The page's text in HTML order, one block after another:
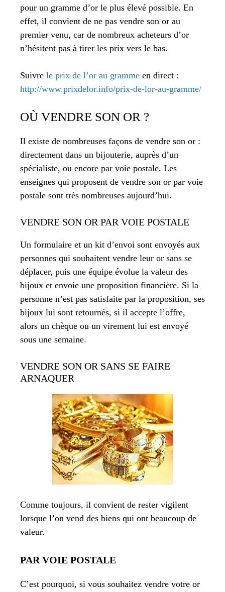
pour un gramme d’or le plus élevé possible. En
effet, il convient de ne pas vendre son or au
premier venu, car de nombreux acheteurs d’or
n’hésitent pas à tirer les prix vers le bas.
Suivre le prix de l’or au gramme en direct :
http://www.prixdelor.info/prix-de-lor-au-gramme/
OÙ VENDRE SON OR ?
Il existe de nombreuses façons de vendre son or :
directement dans un bijouterie, auprès d’un
spécialiste, ou encore par voie postale. Les
enseignes qui proposent de vendre son or par voie
postale sont très nombreuses aujourd’hui.
VENDRE SON OR PAR VOIE POSTALE
Un formulaire et un kit d’envoi sont envoyés aux
personnes qui souhaitent vendre leur or sans se
déplacer, puis une équipe évolue la valeur des
bijoux et envoie une proposition financière. Si la
personne n’est pas satisfaite par la proposition, ses
bijoux lui sont retournés, si il accepte l’offre,
alors un chèque ou un virement lui est envoyé
sous une semaine.
VENDRE SON OR SANS SE FAIRE
ARNAQUER
Comme toujours, il convient de rester vigilent
lorsque l’on vend des biens qui ont beaucoup de
valeur.
PAR VOIE POSTALE
C’est pourquoi, si vous souhaitez vendre votre or